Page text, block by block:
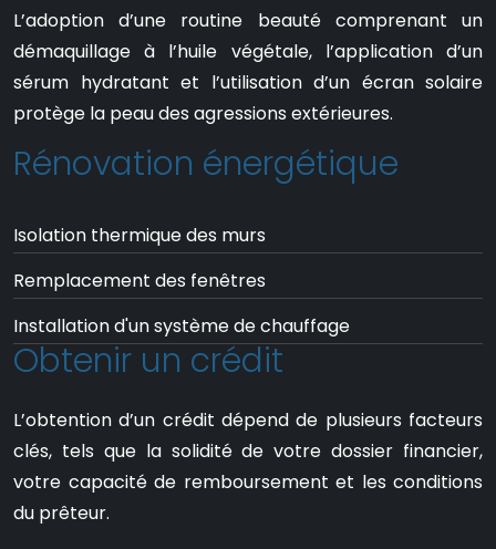
L’adoption d’une routine beauté comprenant un
démaquillage à l’huile végétale, l’application d’un
sérum hydratant et l’utilisation d’un écran solaire
protège la peau des agressions extérieures.
Rénovation énergétique
Isolation thermique des murs
Remplacement des fenêtres
Installation d'un système de chauffage
Obtenir un crédit
L’obtention d’un crédit dépend de plusieurs facteurs
clés, tels que la solidité de votre dossier financier,
votre capacité de remboursement et les conditions
du prêteur.